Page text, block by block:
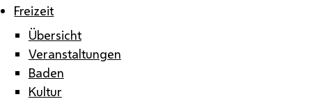
Freizeit
Übersicht
Veranstaltungen
Baden
Kultur